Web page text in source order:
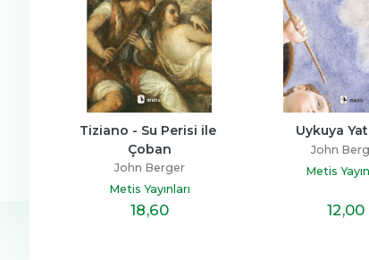
Henüz Her Şey Bitmedi
Zeus Kabadayı
Hayykitap
20,10
Beni Neden
Anne
Esra Ezmeci
Destek Yayınları
,60
Tiziano - Su Perisi ile
Çoban
John Berger
Metis Yayınları
18,60
Uykuya
John
Metis
12,00